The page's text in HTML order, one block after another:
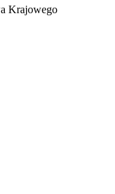
Krajowego